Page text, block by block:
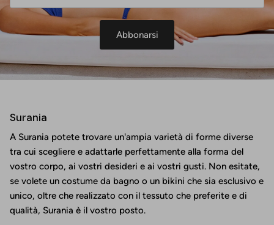
Abbonarsi
Surania
A Surania potete trovare un'ampia varietà di forme diverse
tra cui scegliere e adattarle perfettamente alla forma del
vostro corpo, ai vostri desideri e ai vostri gusti. Non esitate,
se volete un costume da bagno o un bikini che sia esclusivo e
unico, oltre che realizzato con il tessuto che preferite e di
qualità, Surania è il vostro posto.